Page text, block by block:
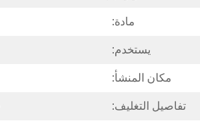
مادة:
يستخدم:
مكان المنشأ:
تفاصيل التغليف: